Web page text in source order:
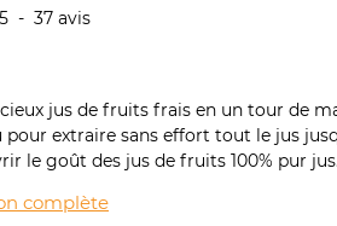
- 37 avis
jus de fruits frais en un tour de
pour extraire sans effort tout le jus
le goût des jus de fruits 100% pur
complète